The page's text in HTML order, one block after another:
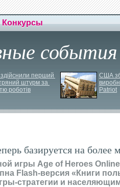
Конкурсы
перший
штурм за
роботів
США
Patriot
базируется на более
игры Age of Heroes
Flash-версия «Книги
стратегии и